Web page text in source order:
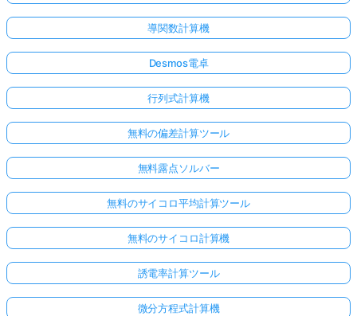
導関数計算機
Desmos電卓
行列式計算機
無料の偏差計算ツール
無料露点ソルバー
無料のサイコロ平均計算ツール
無料のサイコロ計算機
誘電率計算ツール
微分方程式計算機